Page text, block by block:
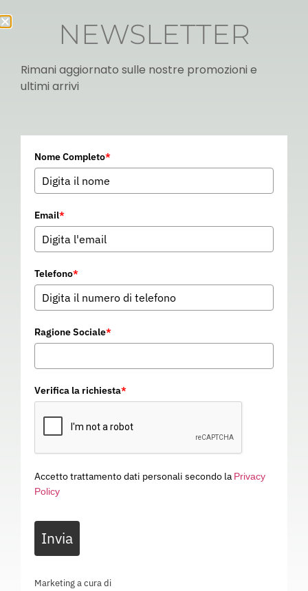
ROPE LANYARD 100 CM
CA00098 Categoria
ROPE LANYARD 100 CM – TRATTENUTA – CA00098
NEWSLETTER
Rimani aggiornato sulle nostre promozioni e
ultimi arrivi
Nome Completo*
Email*
Telefono*
Ragione Sociale*
Verifica la richiesta*
Accetto trattamento dati personali secondo la Privacy
Policy
Invia
Marketing a cura di